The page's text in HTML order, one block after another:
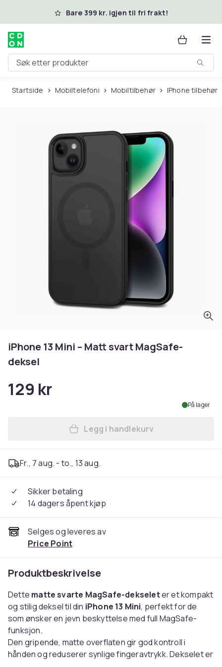
Hopp til hovedinnholdBare 399 kr. igjen til fri frakt!
Søk etter produkter
Startside Mobiltelefoni Mobiltilbehør iPhone tilbehør
iPhone 13 Mini – Matt svart MagSafe-
deksel
129 kr
På lager
Legg iPhone 13 Mini –
Legg i handlekurv
Fr., 7 aug. - to., 13 aug.
Sikker betaling
14 dagers åpent kjøp
Selges og leveres av
Price Point
Produktbeskrivelse
Dette matte svarte MagSafe-dekseleter et kompakt
og stilig deksel til din iPhone 13 Mini, perfekt for de
som ønsker en jevn beskyttelse med full MagSafe-
funksjon.
Den gripende, matte overflaten gir god kontroll i
hånden og reduserer synlige fingeravtrykk. Dekselet er